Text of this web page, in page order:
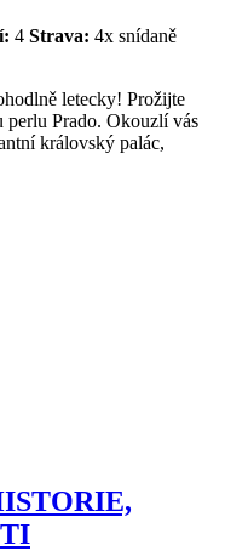
4 Strava: 4x snídaně
letecky! Prožijte
perlu Prado. Okouzlí vás
královský palác,